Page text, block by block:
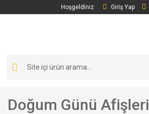
Hoşgeldiniz Giriş Yap
Doğum Günü Afişleri